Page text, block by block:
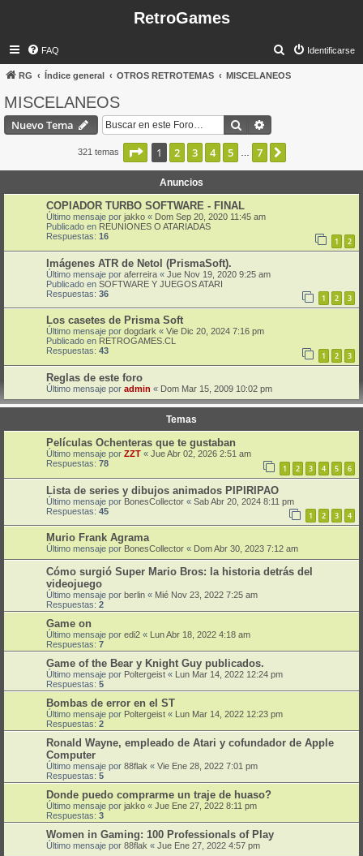
RetroGames
FAQ Identificarse
RG Índice general OTROS RETROTEMAS MISCELANEOS
MISCELANEOS
Nuevo Tema Buscar
321 temas Página de
1 2 3 4 5 7
Anuncios
COPIADOR TURBO SOFTWARE - FINAL
Último mensaje por jakko « Dom Sep 20, 2020 11:45 am
Publicado en REUNIONES O ATARIADAS
Respuestas: 16 1 2
Imágenes ATR de Netol (PrismaSoft).
Último mensaje por aferreira « Jue Nov 19, 2020 9:25 am
Publicado en SOFTWARE Y JUEGOS ATARI
Respuestas: 36 1 2 3
Los casetes de Prisma Soft
Último mensaje por dogdark « Vie Dic 20, 2024 7:16 pm
Publicado en RETROGAMES.CL
Respuestas: 43 1 2 3
Reglas de este foro
Último mensaje por admin « Dom Mar 15, 2009 10:02 pm
Temas
Películas Ochenteras que te gustaban
Último mensaje por ZZT « Jue Abr 02, 2026 2:51 am
Respuestas: 78 1 2 3 4 5 6
Lista de series y dibujos animados PIPIRIPAO
Último mensaje por BonesCollector « Sab Abr 20, 2024 8:11 pm
Respuestas: 45 1 2 3 4
Murio Frank Agrama
Último mensaje por BonesCollector « Dom Abr 30, 2023 7:12 am
Cómo surgió Super Mario Bros: la historia detrás del
videojuego
Último mensaje por berlin « Mié Nov 23, 2022 7:25 am
Respuestas: 2
Game on
Último mensaje por edi2 «
Lun Abr 18, 2022 4:18 am
Respuestas: 7
Game of the Bear y Knight Guy publicados.
Último mensaje por Poltergeist «
Lun Mar 14, 2022 12:24 pm
Respuestas: 5
Bombas de error en el ST
Último mensaje por Poltergeist «
Lun Mar 14, 2022 12:23 pm
Respuestas: 2
Ronald Wayne, empleado de Atari y cofundador de Apple
Computer
Último mensaje por 88flak « Vie Ene 28, 2022 7:01 pm
Respuestas: 5
Donde puedo comprarme un traje de huaso?
Último mensaje por jakko « Jue Ene 27, 2022 8:11 pm
Respuestas: 3
Women in Gaming: 100 Professionals of Play
Último mensaje por 88flak « Jue Ene 27, 2022 4:57 pm